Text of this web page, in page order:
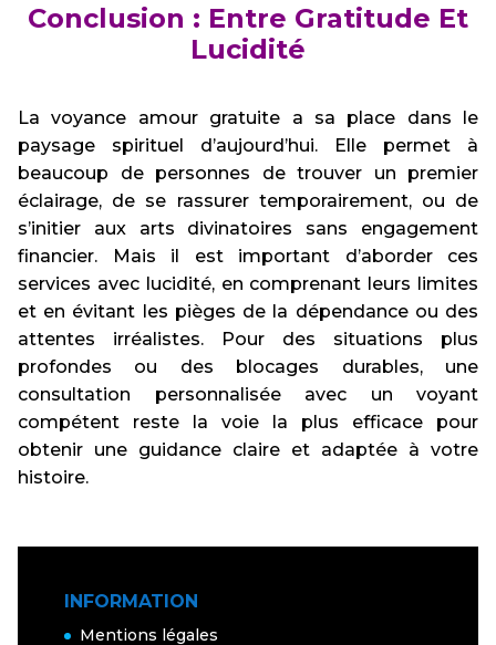
Conclusion : Entre Gratitude Et
Lucidité
La voyance amour gratuite a sa place dans le
paysage spirituel d’aujourd’hui. Elle permet à
beaucoup de personnes de trouver un premier
éclairage, de se rassurer temporairement, ou de
s’initier aux arts divinatoires sans engagement
financier. Mais il est important d’aborder ces
services avec lucidité, en comprenant leurs limites
et en évitant les pièges de la dépendance ou des
attentes irréalistes. Pour des situations plus
profondes ou des blocages durables, une
consultation personnalisée avec un voyant
compétent reste la voie la plus efficace pour
obtenir une guidance claire et adaptée à votre
histoire.
INFORMATION
Mentions légales